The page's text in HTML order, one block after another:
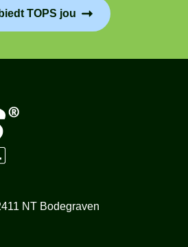
TOPS jou
NT Bodegraven